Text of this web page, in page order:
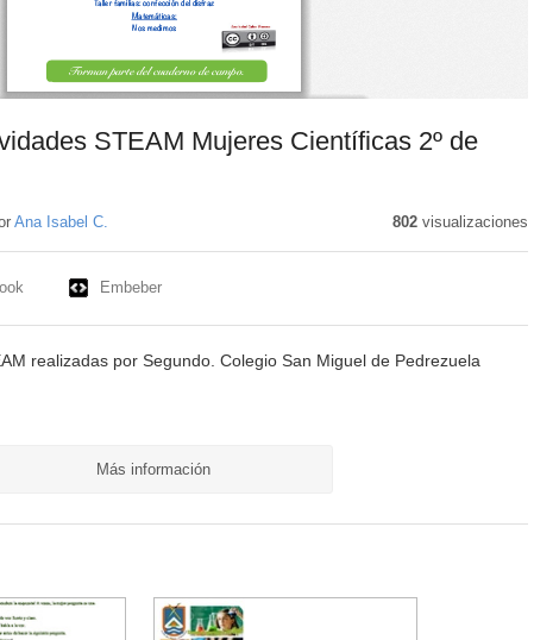
STEAM Mujeres Científicas 2º de
Ana Isabel C. 802visualizaciones
Embeber
realizadas por Segundo. Colegio San Miguel de Pedrezuela
Más información